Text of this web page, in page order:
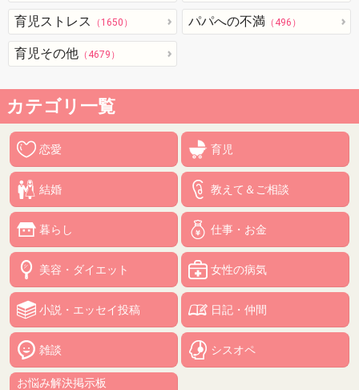
育児ストレス （1650） パパへの不満 （496）
育児その他 （4679）
カテゴリ一覧
恋愛 育児
結婚 教えて＆ご相談
暮らし 仕事・お金
美容・ダイエット 女性の病気
小説・エッセイ投稿 日記・仲間
雑談 シスオペ
お悩み解決掲示板